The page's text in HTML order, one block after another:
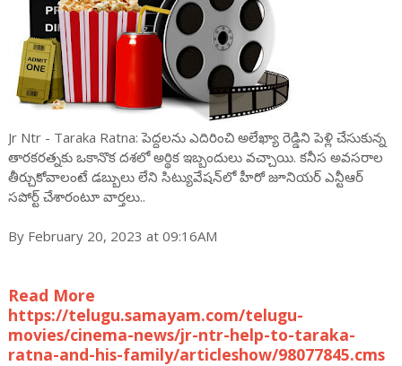
Jr Ntr - Taraka Ratna: పెద్ద‌ల‌ను ఎదిరించి అలేఖ్యా రెడ్డిని పెళ్లి చేసుకున్న
తార‌క‌రత్న‌కు ఒకానొక ద‌శ‌లో అర్థిక ఇబ్బందులు వచ్చాయి. క‌నీస అవ‌స‌రాల
తీర్చుకోవాలంటే డ‌బ్బులు లేని సిట్యువేష‌న్‌లో హీరో జూనియ‌ర్ ఎన్టీఆర్
స‌పోర్ట్ చేశారంటూ వార్త‌లు..
By February 20, 2023 at 09:16AM
Read More
https://telugu.samayam.com/telugu-
movies/cinema-news/jr-ntr-help-to-taraka-
ratna-and-his-family/articleshow/98077845.cms